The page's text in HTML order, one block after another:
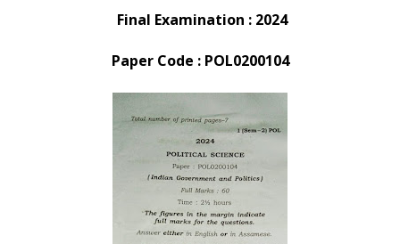
Final Examination : 2024
Paper Code : POL0200104